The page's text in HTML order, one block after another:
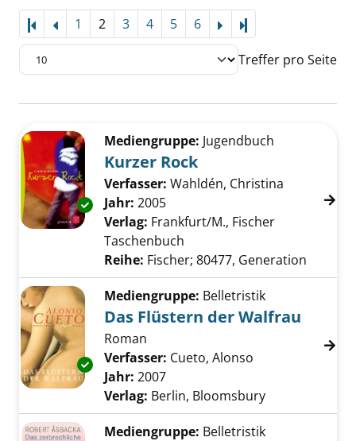
1 2 3 4 5 6
Treffer pro Seite
Zu den Suchfiltern springen
Exemplar-Details von Kurzer Rock anzeigen
Mediengruppe: Jugendbuch
Kurzer Rock
Verfasser: Wahldén, Christina
Jahr: 2005
Verlag: Frankfurt/M., Fischer
Taschenbuch
Reihe: Fischer; 80477, Generation
Exemplar-Details von Das Flüstern der
Mediengruppe: Belletristik
Das Flüstern der Walfrau
Roman
Verfasser: Cueto, Alonso
Jahr: 2007
Verlag: Berlin, Bloomsbury
Mediengruppe: Belletristik